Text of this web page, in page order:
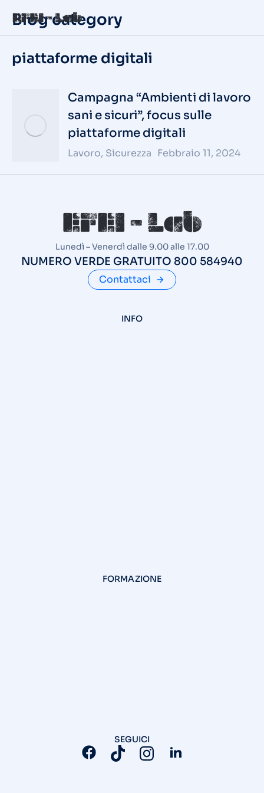
Blog category
piattaforme digitali
Campagna “Ambienti di lavoro
sani e sicuri”, focus sulle
piattaforme digitali
Lavoro, Sicurezza Febbraio 11, 2024
Lunedì – Venerdì dalle 9.00 alle 17.00
NUMERO VERDE GRATUITO 800 584940
Contattaci
INFO
FORMAZIONE
SEGUICI